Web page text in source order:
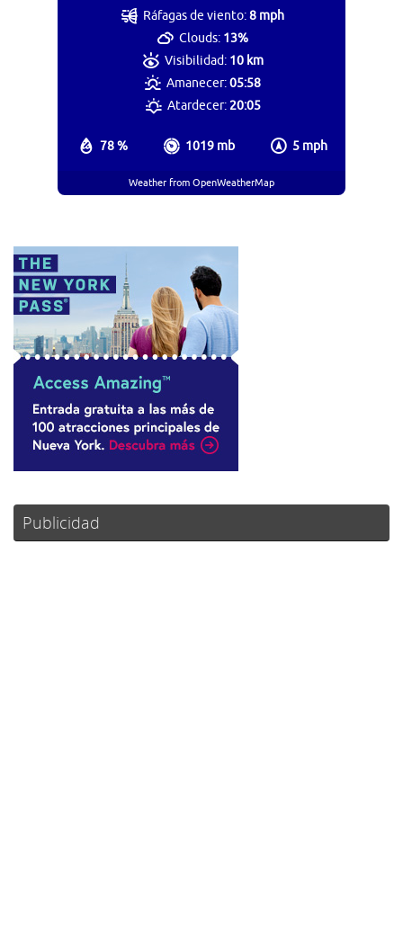
78 % 1019 mb 5 mph
Ráfagas de viento:8 mph
Clouds: 13%
Visibilidad: 10 km
Amanecer:05:58
Atardecer:20:05
Weather from OpenWeatherMap
Publicidad